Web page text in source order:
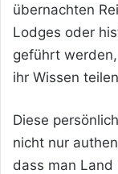
übernachten
Lodges oder
geführt
ihr Wissen
Diese
nicht nur
dass man